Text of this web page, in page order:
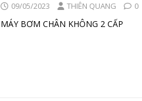
09/05/2023 THIÊN QUANG 0
MÁY BƠM CHÂN